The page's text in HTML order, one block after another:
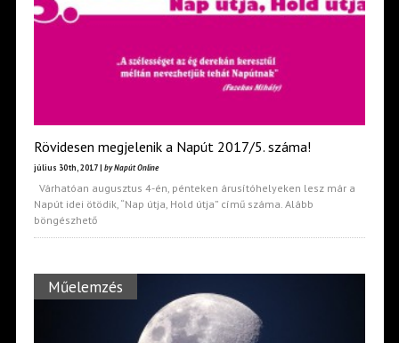
Rövidesen megjelenik a Napút 2017/5. száma!
július 30th, 2017 | by Napút Online
Várhatóan augusztus 4-én, pénteken árusítóhelyeken lesz már a
Napút idei ötödik, “Nap útja, Hold útja” című száma. Alább
böngészhető
Műelemzés